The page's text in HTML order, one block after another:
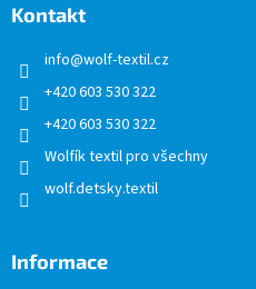
Kontakt
info@wolf-textil.cz
+420 603 530 322
+420 603 530 322
Wolfík textil pro všechny
wolf.detsky.textil
Informace